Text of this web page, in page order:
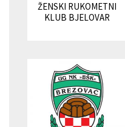
ŽENSKI RUKOMETNI
KLUB BJELOVAR